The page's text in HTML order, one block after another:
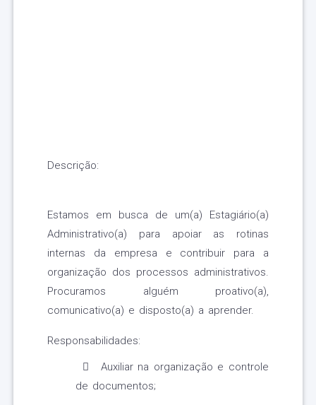
Descrição:
Estamos em busca de um(a) Estagiário(a)
Administrativo(a) para apoiar as rotinas
internas da empresa e contribuir para a
organização dos processos administrativos.
Procuramos alguém proativo(a),
comunicativo(a) e disposto(a) a aprender.
Responsabilidades:
Auxiliar na organização e controle
de documentos;